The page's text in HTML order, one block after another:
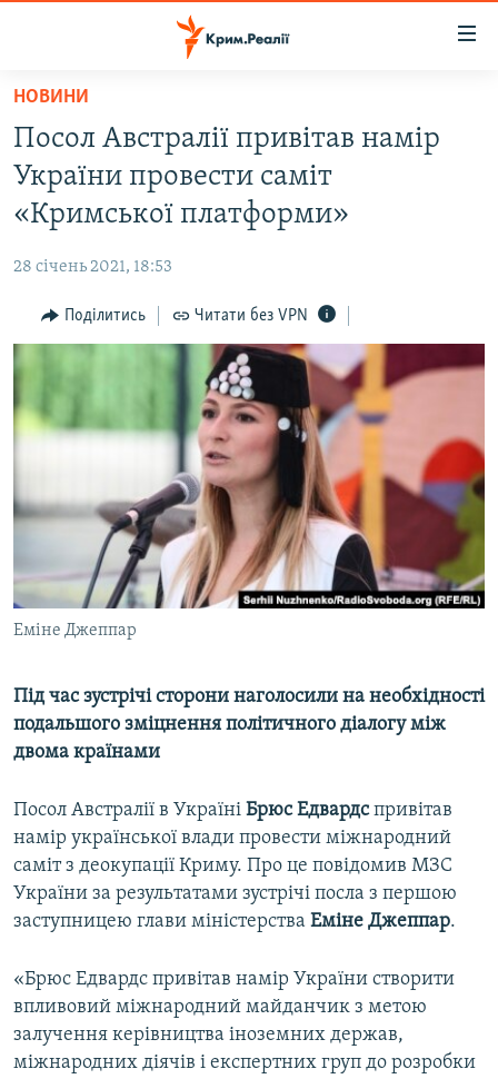
Перейти
основного
матеріалу
Перейти
до
основної
Перейти
до
пошуку
ВІДЕО ТА ФОТО
БЛОГИ
ПОГЛЯД
ВСЕ ЗА ДЕНЬ
СПЕЦПРОЕКТИ
ВІДЕОУРОКИ «ELIFBE»
СВІДЧЕННЯ ОКУПАЦІЇ
УКРАЇНСЬКА ПРОБЛЕМА КРИМУ
ІНФОГРАФІКА
ЯК ОБІЙТИ БЛОКУВАННЯ
Qırımtatar
ДОЛУЧАЙСЯ!
Усі сайти RFE/RL
НОВИНИ
Посол Австралії привітав намір
України провести саміт
«Кримської платформи»
28 січень 2021, 18:53
Поділитись Читати без VPN
Еміне Джеппар
Під час зустрічі сторони наголосили на необхідності
подальшого зміцнення політичного діалогу між
двома країнами
Посол Австралії в Україні Брюс Едвардспривітав
намір української влади провести міжнародний
саміт з деокупації Криму. Про це повідомив МЗС
України за результатами зустрічі посла з першою
заступницею глави міністерства Еміне Джеппар.
«Брюс Едвардс привітав намір України створити
впливовий міжнародний майданчик з метою
залучення керівництва іноземних держав,
міжнародних діячів і експертних груп до розробки